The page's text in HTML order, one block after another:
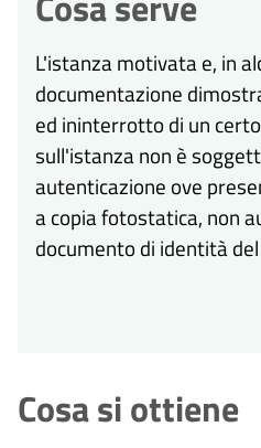
L'istanza motivata e, in
documentazione
ed ininterrotto di un
sull'istanza non è
autenticazione ove
a copia fotostatica, non
documento di identità
Cosa si ottiene